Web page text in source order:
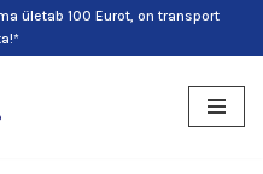
ületab 100 Eurot, on transport